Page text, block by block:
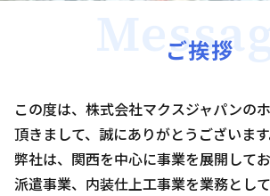
ご挨拶
この度は、株式会社マクスジャパンの
頂きまして、誠にありがとうございます
弊社は、関西を中心に事業を展開して
派遣事業、内装仕上工事業を業務とし